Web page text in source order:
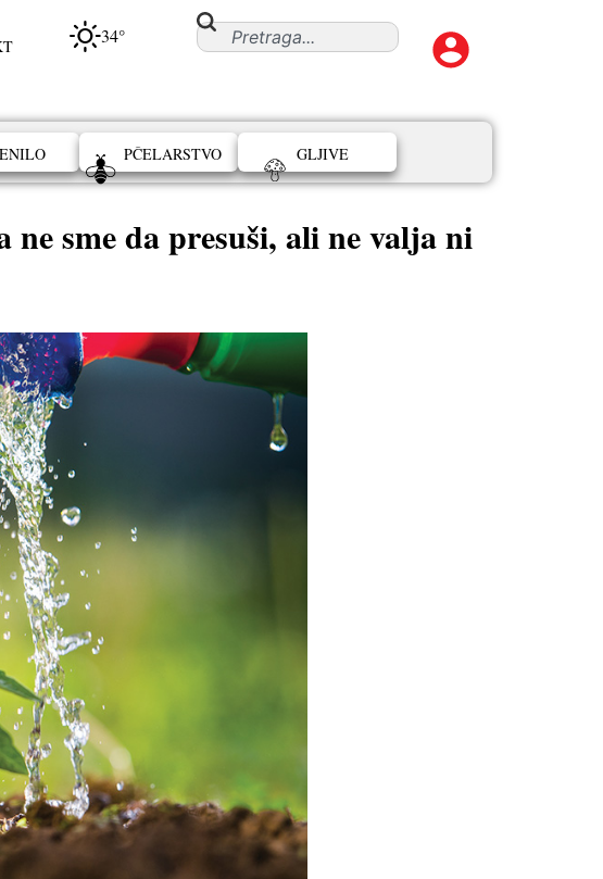
34°
PČELARSTVO GLJIVE
sme da presuši, ali ne valja ni